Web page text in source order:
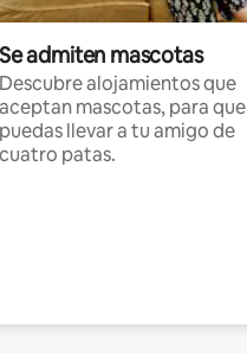
Se admiten mascotas
Descubre alojamientos que
aceptan mascotas, para que
puedas llevar a tu amigo de
cuatro patas.